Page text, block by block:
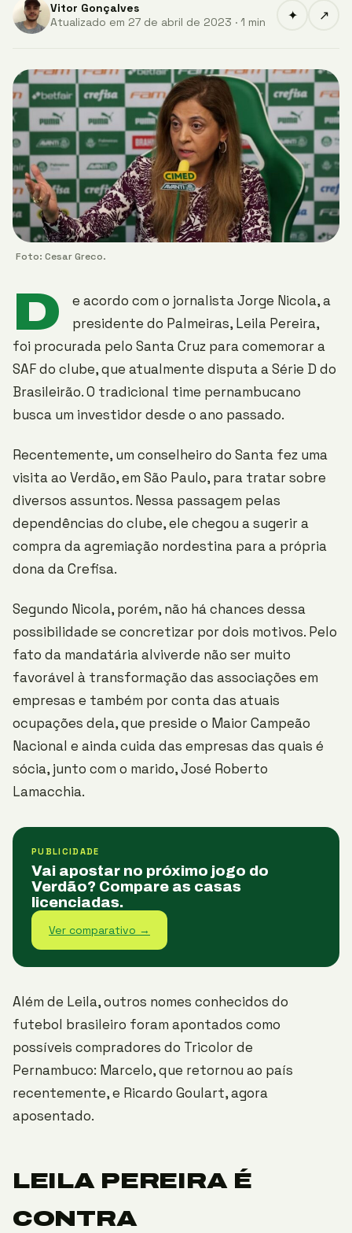
Vitor Gonçalves
Atualizado em 27 de abril de 2023 · 1 min
✦ ↗
Foto: Cesar Greco.
D
e acordo com o jornalista Jorge Nicola, a
presidente do Palmeiras, Leila Pereira,
foi procurada pelo Santa Cruz para comemorar a
SAF do clube, que atualmente disputa a Série D do
Brasileirão. O tradicional time pernambucano
busca um investidor desde o ano passado.
Recentemente, um conselheiro do Santa fez uma
visita ao Verdão, em São Paulo, para tratar sobre
diversos assuntos. Nessa passagem pelas
dependências do clube, ele chegou a sugerir a
compra da agremiação nordestina para a própria
dona da Crefisa.
Segundo Nicola, porém, não há chances dessa
possibilidade se concretizar por dois motivos. Pelo
fato da mandatária alviverde não ser muito
favorável à transformação das associações em
empresas e também por conta das atuais
ocupações dela, que preside o Maior Campeão
Nacional e ainda cuida das empresas das quais é
sócia, junto com o marido, José Roberto
Lamacchia.
PUBLICIDADE
Vai apostar no próximo jogo do
Verdão? Compare as casas
licenciadas.
Ver comparativo →
Além de Leila, outros nomes conhecidos do
futebol brasileiro foram apontados como
possíveis compradores do Tricolor de
Pernambuco: Marcelo, que retornou ao país
recentemente, e Ricardo Goulart, agora
aposentado.
LEILA PEREIRA É
CONTRA